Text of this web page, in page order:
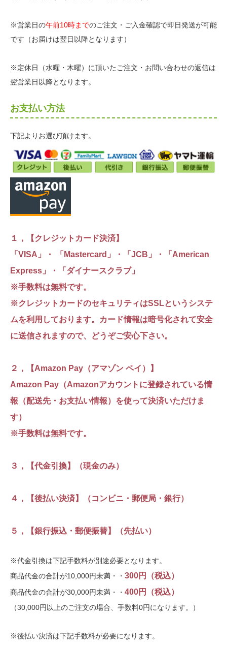
※営業日の午前10時までのご注文・ご入金確認で即日発送が可能
です（お届けは翌日以降となります）
※定休日（水曜・木曜）に頂いたご注文・お問い合わせの返信は
翌営業日以降となります。
お支払い方法
下記よりお選び頂けます。
１，【クレジットカード決済】
「VISA」・ 「Mastercard」・「JCB」・「American
Express」・「ダイナースクラブ」
※手数料は無料です。
※クレジットカードのセキュリティはSSLというシステ
ムを利用しております。カード情報は暗号化されて安全
に送信されますので、どうぞご安心下さい。
２，【Amazon Pay（アマゾン ペイ）】
Amazon Pay（Amazonアカウントに登録されている情
報（配送先・お支払い情報）を使って決済いただけま
す）
※手数料は無料です。
３，【代金引換】（現金のみ）
４，【後払い決済】（コンビニ・郵便局・銀行）
５，【銀行振込・郵便振替】（先払い）
※代金引換は下記手数料が別途必要となります。
商品代金の合計が10,000円未満・・ 300円（税込）
商品代金の合計が30,000円未満・・ 400円（税込）
（30,000円以上のご注文の場合、手数料0円になります。）
※後払い決済は下記手数料が必要になります。